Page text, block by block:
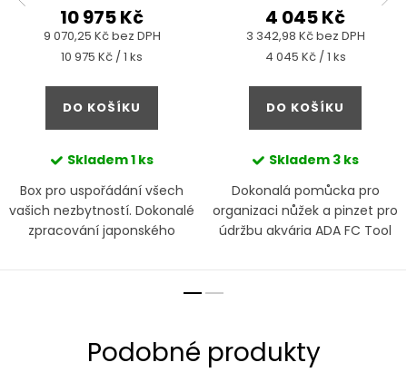
9 070,25 Kč bez DPH
10 975 Kč
Měrná
10 975 Kč / 1 ks
DO KOŠÍKU
Skladem1 ks
Box pro uspořádání všech
vašich nezbytností. Dokonalé
zpracování japonského
3 342,98 Kč bez DPH
4 045 Kč
Měrná
4 045 Kč / 1 ks
DO KOŠÍKU
Skladem 3 ks
Dokonalá pomůcka pro
organizaci nůžek a pinzet pro
údržbu akvária ADA FC Tool